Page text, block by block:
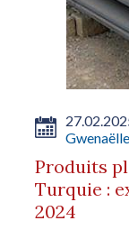
Produits
Turquie :
2024